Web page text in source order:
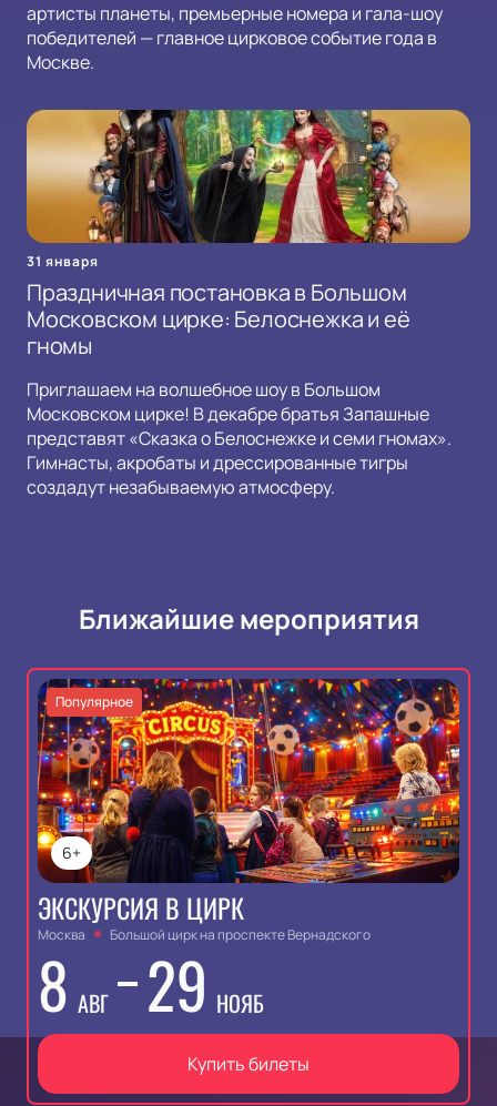
артисты планеты, премьерные номера и гала-шоу
победителей — главное цирковое событие года в
Москве.
31 января
Праздничная постановка в Большом
Московском цирке: Белоснежка и её
гномы
Приглашаем на волшебное шоу в Большом
Московском цирке! В декабре братья Запашные
представят «Сказка о Белоснежке и семи гномах».
Гимнасты, акробаты и дрессированные тигры
создадут незабываемую атмосферу.
Ближайшие мероприятия
6+
Популярное
ЭКСКУРСИЯ В ЦИРК
Москва Большой цирк на проспекте Вернадского
8 АВГ 29 НОЯБ
Купить билеты